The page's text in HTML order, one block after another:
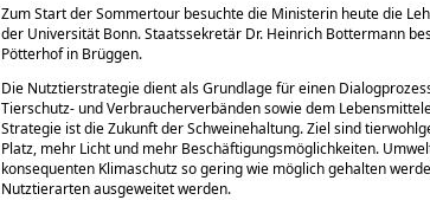
Zum Start der Sommertour besuchte die Ministerin heute die
der Universität Bonn. Staatssekretär Dr. Heinrich Bottermann
Pötterhof in Brüggen.
Die Nutztierstrategie dient als Grundlage für einen
Tierschutz- und Verbraucherverbänden sowie dem
Strategie ist die Zukunft der Schweinehaltung. Ziel sind
Platz, mehr Licht und mehr Beschäftigungsmöglichkeiten.
konsequenten Klimaschutz so gering wie möglich gehalten
Nutztierarten ausgeweitet werden.